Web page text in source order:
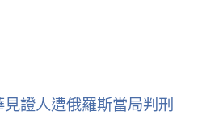
證人遭俄羅斯當局判刑